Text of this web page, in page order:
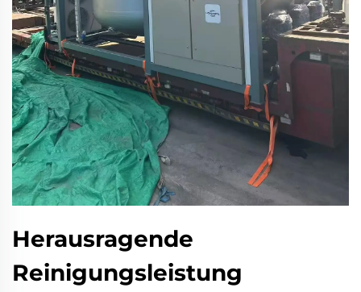
Herausragende
Reinigungsleistung